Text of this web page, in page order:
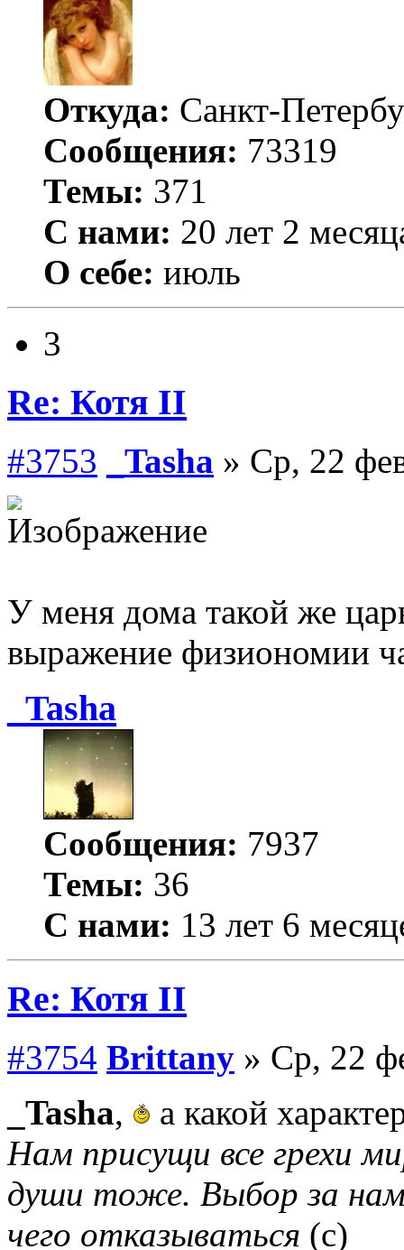
Откуда: Санкт-
Сообщения: 73319
Темы: 371
С нами: 20 лет 2
О себе: июль
3
Re: Котя II
#3753 _Tasha » Ср, 22
У меня дома такой же
выражение физиономии
_Tasha
Сообщения: 7937
Темы: 36
С нами: 13 лет 6
Re: Котя II
#3754 Brittany » Ср, 22
_Tasha,
а какой
Нам присущи все грехи
души тоже. Выбор за
чего отказываться (с)